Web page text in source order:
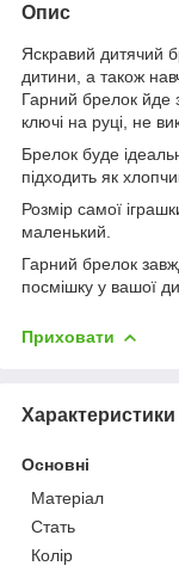
Опис
Яскравий дитячий
дитини, а також
Гарний брелок йде
ключі на руці, не
Брелок буде
підходить як
Розмір самої
маленький.
Гарний брелок
посмішку у вашої
Приховати
Характеристики
Основні
Матеріал
Стать
Колір